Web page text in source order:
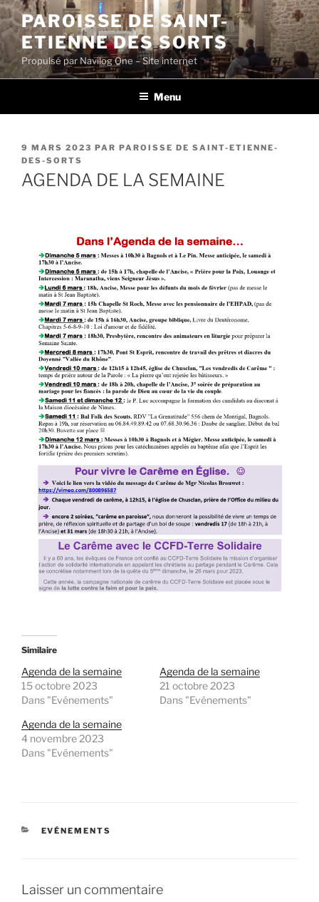
Aller
au
contenu
principal
PAROISSE DE SAINT-
ETIENNE DES SORTS
Propulsé par Navilog One – Site internet
Menu
PUBLIÉ
LE
9 MARS 2023 PAR PAROISSE DE SAINT-ETIENNE-
DES-SORTS
AGENDA DE LA SEMAINE
Similaire
Agenda de la semaine
15 octobre 2023
Dans "Evénements"
Agenda de la semaine
21 octobre 2023
Dans "Evénements"
Agenda de la semaine
4 novembre 2023
Dans "Evénements"
CATÉGORIES
EVÉNEMENTS
Laisser un commentaire